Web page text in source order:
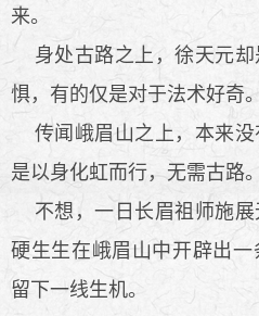
来。
身处古路之上，徐天元却
惧，有的仅是对于法术好奇。
传闻峨眉山之上，本来没
是以身化虹而行，无需古路。
不想，一日长眉祖师施展
硬生生在峨眉山中开辟出
留下一线生机。